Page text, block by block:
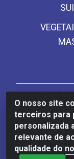
O nosso site
terceiros para
personalizada
relevante de
qualidade do
Frinscal -
LTDA -
Rosa,